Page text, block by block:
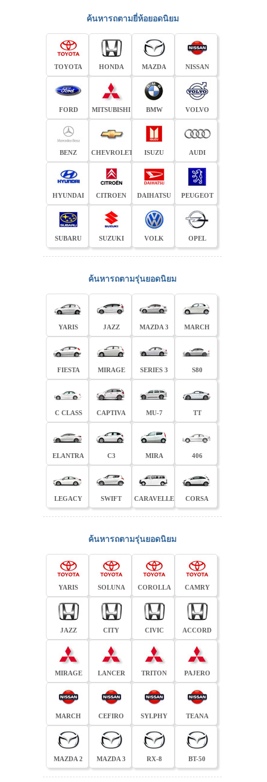
ค้นหารถตามยี่ห้อยอดนิยม
TOYOTA HONDA MAZDA NISSAN
FORD MITSUBISHI BMW VOLVO
BENZ CHEVROLET ISUZU AUDI
HYUNDAI CITROEN DAIHATSU PEUGEOT
SUBARU SUZUKI VOLK OPEL
ค้นหารถตามรุ่นยอดนิยม
YARIS JAZZ MAZDA 3 MARCH
FIESTA MIRAGE SERIES 3 S80
C CLASS CAPTIVA MU-7 TT
ELANTRA C3 MIRA 406
LEGACY SWIFT CARAVELLE CORSA
ค้นหารถตามรุ่นยอดนิยม
YARIS SOLUNA COROLLA CAMRY
JAZZ CITY CIVIC ACCORD
MIRAGE LANCER TRITON PAJERO
MARCH CEFIRO SYLPHY TEANA
MAZDA 2 MAZDA 3 RX-8 BT-50